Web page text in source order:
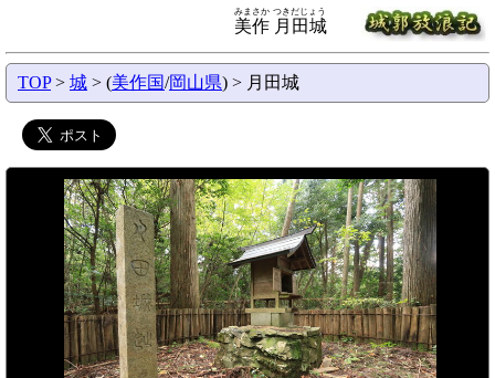
美作 月田城
みまさか つきだじょう
TOP> 城 > (美作国/岡山県) > 月田城